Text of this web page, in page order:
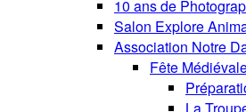
10 ans de
Salon Explore
Association Notre
Fête